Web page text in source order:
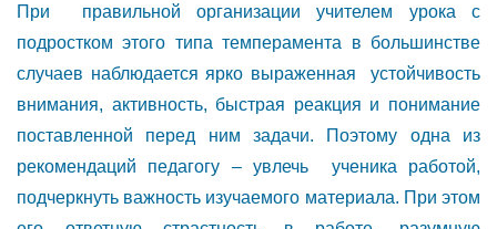
При правильной организации учителем урока с
подростком этого типа темперамента в большинстве
случаев наблюдается ярко выраженная устойчивость
внимания, активность, быстрая реакция и понимание
поставленной перед ним задачи. Поэтому одна из
рекомендаций педагогу – увлечь ученика работой,
подчеркнуть важность изучаемого материала. При этом